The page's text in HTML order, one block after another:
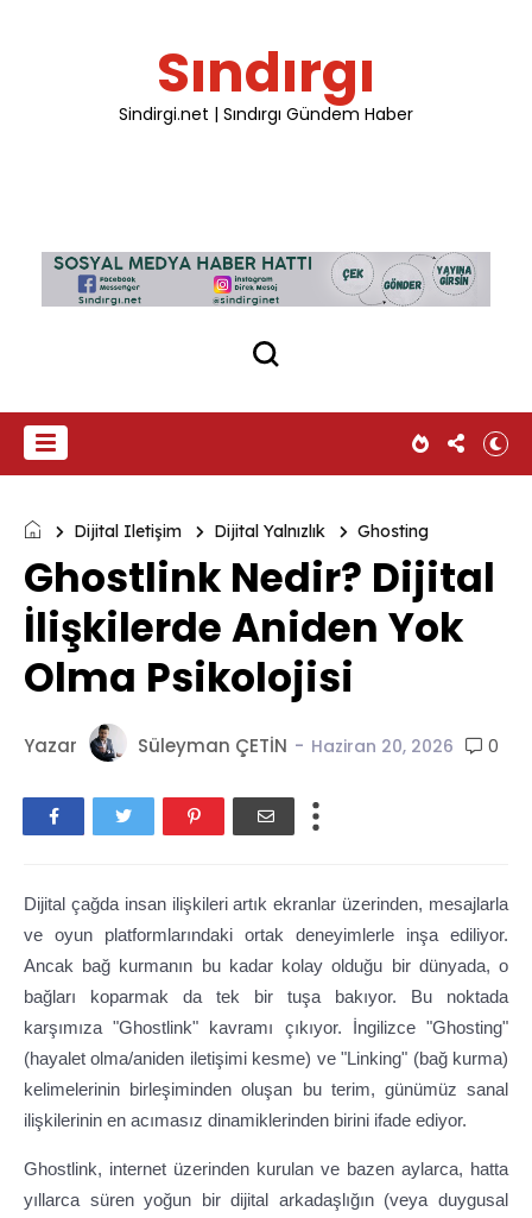
Sındırgı
Sindirgi.net | Sındırgı Gündem Haber
Dijital Iletişim Dijital Yalnızlık Ghosting
Ghostlink Nedir? Dijital
İlişkilerde Aniden Yok
Olma Psikolojisi
Yazar Süleyman ÇETİN - Haziran 20, 2026 0
Dijital çağda insan ilişkileri artık ekranlar üzerinden, mesajlarla
ve oyun platformlarındaki ortak deneyimlerle inşa ediliyor.
Ancak bağ kurmanın bu kadar kolay olduğu bir dünyada, o
bağları koparmak da tek bir tuşa bakıyor. Bu noktada
karşımıza "Ghostlink" kavramı çıkıyor. İngilizce "Ghosting"
(hayalet olma/aniden iletişimi kesme) ve "Linking" (bağ kurma)
kelimelerinin birleşiminden oluşan bu terim, günümüz sanal
ilişkilerinin en acımasız dinamiklerinden birini ifade ediyor.
Ghostlink, internet üzerinden kurulan ve bazen aylarca, hatta
yıllarca süren yoğun bir dijital arkadaşlığın (veya duygusal